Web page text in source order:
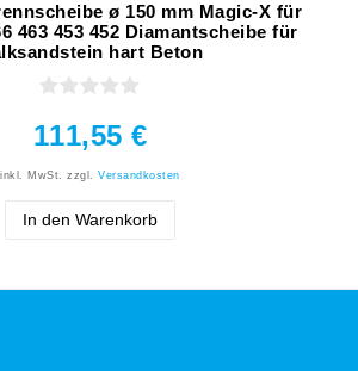
ø 150 mm Magic-X für
463 453 452 Diamantscheibe für
hart Beton
111,55 €
inkl. MwSt. zzgl.Versandkosten
In den Warenkorb